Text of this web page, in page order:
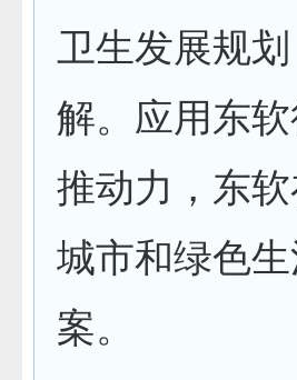
卫生发展规
解。应用东
推动力，东软
城市和绿色
案。